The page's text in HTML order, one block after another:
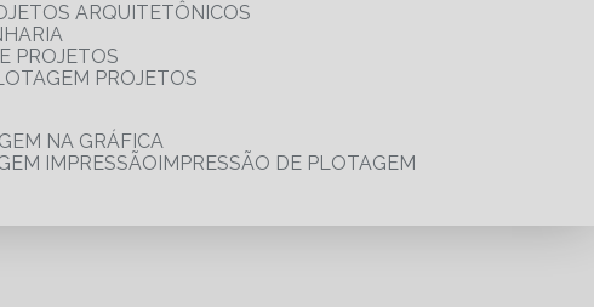
ARQUITETÔNICOS
PROJETOS
PROJETOS
NA GRÁFICA
IMPRESSÃO IMPRESSÃO DE PLOTAGEM